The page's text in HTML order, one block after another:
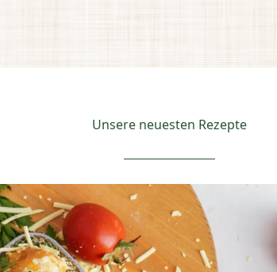
Unsere neuesten Rezepte